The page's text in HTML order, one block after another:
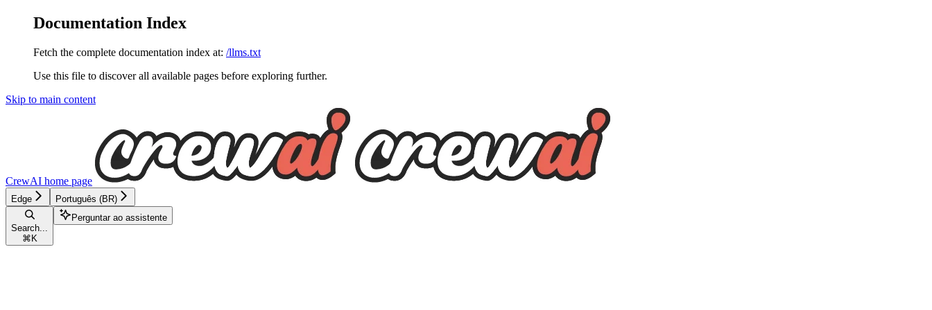
Documentation Index
Fetch the complete documentation index at: /llms.txt
Use this file to discover all available pages before exploring further.
Skip to main content
CrewAI home page
Edge Português (BR)
Search...
⌘ K
Perguntar ao assistente